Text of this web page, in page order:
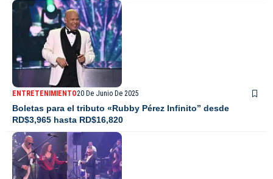
ENTRETENIMIENTO20 De Junio De 2025
Boletas para el tributo «Rubby Pérez Infinito” desde
RD$3,965 hasta RD$16,820